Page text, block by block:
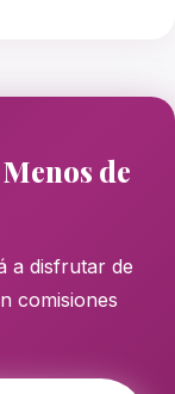
de
a disfrutar de
comisiones